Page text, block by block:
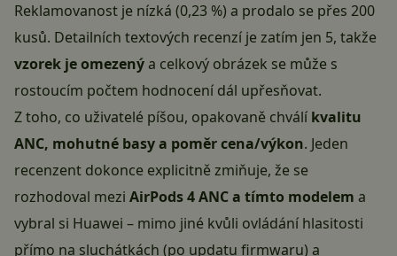
Reklamovanost je nízká (0,23 %) a prodalo se přes 200
kusů. Detailních textových recenzí je zatím jen 5, takže
vzorek je omezenýa celkový obrázek se může s
rostoucím počtem hodnocení dál upřesňovat.
Z toho, co uživatelé píšou, opakovaně chválí kvalitu
ANC, mohutné basy a poměr cena/výkon. Jeden
recenzent dokonce explicitně zmiňuje, že se
rozhodoval mezi AirPods 4 ANC a tímto modelem a
vybral si Huawei – mimo jiné kvůli ovládání hlasitosti
přímo na sluchátkách (po updatu firmwaru) a